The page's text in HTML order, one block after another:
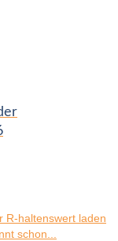
R-haltenswert laden
schon...